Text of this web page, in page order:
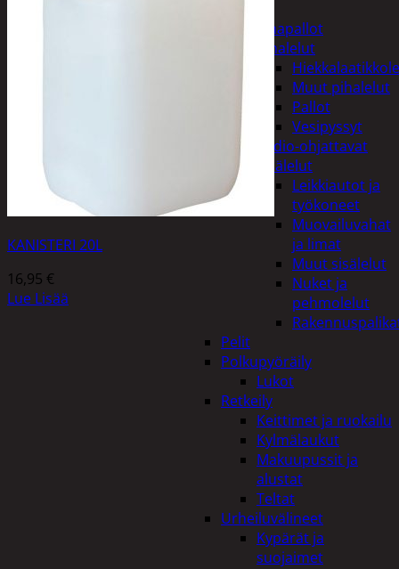
Ilmapallot
Pihalelut
Muut pihalelut
Pallot
Vesipyssyt
Radio-ohjattavat
Sisälelut
Leikkiautot ja
työkoneet
Muovailuvahat
ja limat
Muut sisälelut
Nuket ja
pehmolelut
Pelit
Polkupyöräily
Lukot
Retkeily
Keittimet ja ruokailu
Kylmälaukut
Makuupussit ja
alustat
Teltat
Urheiluvälineet
Kypärät ja
suojaimet
KANISTERI 20L
16,95 €
Lue Lisää